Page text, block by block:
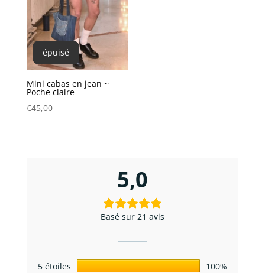
épuisé
Mini cabas en jean ~
Poche claire
€45,00
5,0
Basé sur 21 avis
5 étoiles
100%